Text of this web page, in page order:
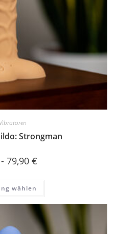
Vibratoren
Strongman
- 79,90 €
wählen